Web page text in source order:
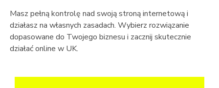
Masz pełną kontrolę nad swoją stroną internetową i
działasz na własnych zasadach. Wybierz rozwiązanie
dopasowane do Twojego biznesu i zacznij skutecznie
działać online w UK.